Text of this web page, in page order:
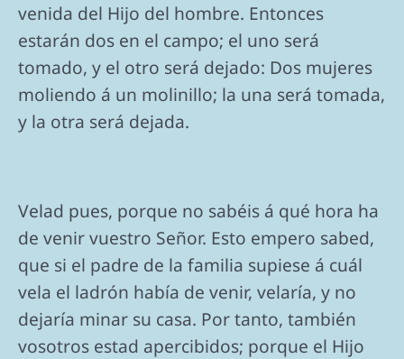
venida del Hijo del hombre. Entonces
estarán dos en el campo; el uno será
tomado, y el otro será dejado: Dos mujeres
moliendo á un molinillo; la una será tomada,
y la otra será dejada.
Velad pues, porque no sabéis á qué hora ha
de venir vuestro Señor. Esto empero sabed,
que si el padre de la familia supiese á cuál
vela el ladrón había de venir, velaría, y no
dejaría minar su casa. Por tanto, también
vosotros estad apercibidos; porque el Hijo